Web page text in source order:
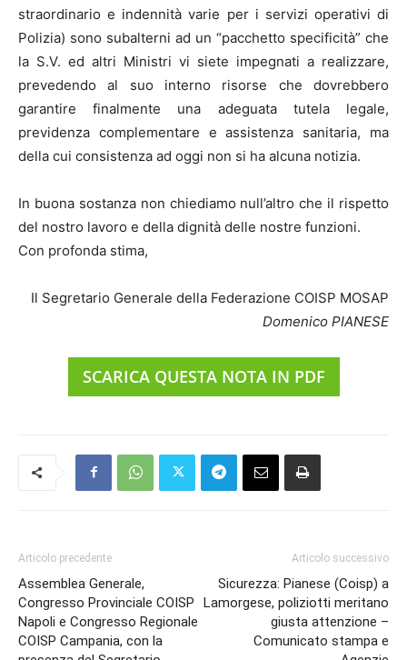
straordinario e indennità varie per i servizi operativi di
Polizia) sono subalterni ad un “pacchetto specificità” che
la S.V. ed altri Ministri vi siete impegnati a realizzare,
prevedendo al suo interno risorse che dovrebbero
garantire finalmente una adeguata tutela legale,
previdenza complementare e assistenza sanitaria, ma
della cui consistenza ad oggi non si ha alcuna notizia.
In buona sostanza non chiediamo null’altro che il rispetto
del nostro lavoro e della dignità delle nostre funzioni.
Con profonda stima,
Il Segretario Generale della Federazione COISP MOSAP
Domenico PIANESE
SCARICA QUESTA NOTA IN PDF
Articolo precedente
Assemblea Generale,
Congresso Provinciale COISP
Napoli e Congresso Regionale
COISP Campania, con la
Articolo successivo
Sicurezza: Pianese (Coisp) a
Lamorgese, poliziotti meritano
giusta attenzione –
Comunicato stampa e